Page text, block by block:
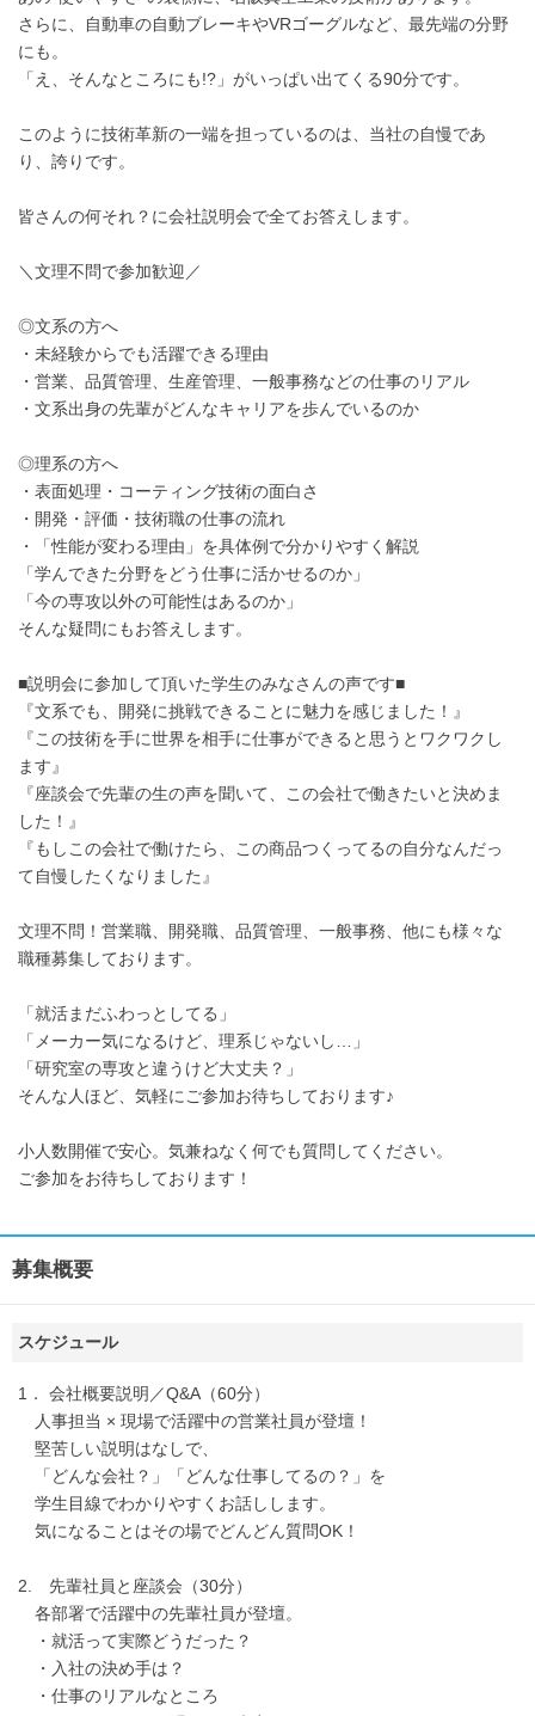
さらに、自動車の自動ブレーキやVRゴーグルなど、最先端の分野
にも。
「え、そんなところにも!?」がいっぱい出てくる90分です。
このように技術革新の一端を担っているのは、当社の自慢であ
り、誇りです。
皆さんの何それ？に会社説明会で全てお答えします。
＼文理不問で参加歓迎／
◎文系の方へ
・未経験からでも活躍できる理由
・営業、品質管理、生産管理、一般事務などの仕事のリアル
・文系出身の先輩がどんなキャリアを歩んでいるのか
◎理系の方へ
・表面処理・コーティング技術の面白さ
・開発・評価・技術職の仕事の流れ
・「性能が変わる理由」を具体例で分かりやすく解説
「学んできた分野をどう仕事に活かせるのか」
「今の専攻以外の可能性はあるのか」
そんな疑問にもお答えします。
■説明会に参加して頂いた学生のみなさんの声です■
『文系でも、開発に挑戦できることに魅力を感じました！』
『この技術を手に世界を相手に仕事ができると思うとワクワクし
ます』
『座談会で先輩の生の声を聞いて、この会社で働きたいと決めま
した！』
『もしこの会社で働けたら、この商品つくってるの自分なんだっ
て自慢したくなりました』
文理不問！営業職、開発職、品質管理、一般事務、他にも様々な
職種募集しております。
「就活まだふわっとしてる」
「メーカー気になるけど、理系じゃないし…」
「研究室の専攻と違うけど大丈夫？」
そんな人ほど、気軽にご参加お待ちしております♪
小人数開催で安心。気兼ねなく何でも質問してください。
ご参加をお待ちしております！
募集概要
スケジュール
1． 会社概要説明／Q&A（60分）
人事担当 × 現場で活躍中の営業社員が登壇！
堅苦しい説明はなしで、
「どんな会社？」「どんな仕事してるの？」を
学生目線でわかりやすくお話しします。
気になることはその場でどんどん質問OK！
2. 先輩社員と座談会（30分）
各部署で活躍中の先輩社員が登壇。
・就活って実際どうだった？
・入社の決め手は？
・仕事のリアルなところ